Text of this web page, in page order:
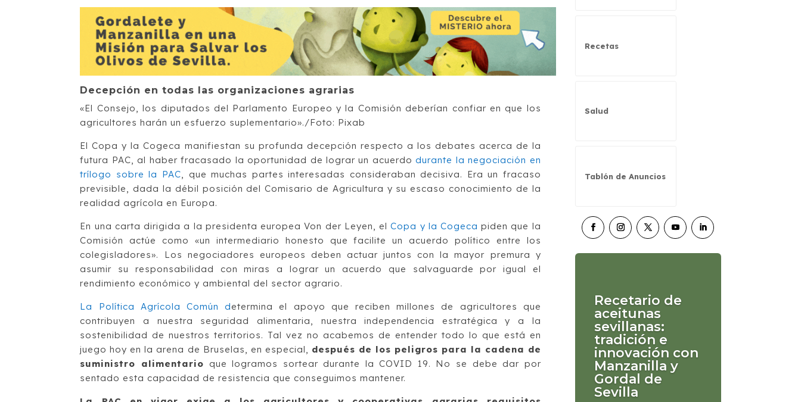
Decepción en todas las organizaciones agrarias
«El Consejo, los diputados del Parlamento Europeo y la Comisión deberían confiar en que los
agricultores harán un esfuerzo suplementario»./Foto: Pixab
El Copa y la Cogeca manifiestan su profunda decepción respecto a los debates acerca de la
futura PAC, al haber fracasado la oportunidad de lograr un acuerdodurante la negociación en
trílogo sobre la PAC , que muchas partes interesadas consideraban decisiva. Era un fracaso
previsible, dada la débil posición del Comisario de Agricultura y su escaso conocimiento de la
realidad agrícola en Europa.
En una carta dirigida a la presidenta europea Von der Leyen, elCopa y la Cogeca piden que la
Comisión actúe como «un intermediario honesto que facilite un acuerdo político entre los
colegisladores». Los negociadores europeos deben actuar juntos con la mayor premura y
asumir su responsabilidad con miras a lograr un acuerdo que salvaguarde por igual el
rendimiento económico y ambiental del sector agrario.
La Política Agrícola Común determina el apoyo que reciben millones de agricultores que
contribuyen a nuestra seguridad alimentaria, nuestra independencia estratégica y a la
sostenibilidad de nuestros territorios. Tal vez no acabemos de entender todo lo que está en
juego hoy en la arena de Bruselas, en especial, después de los peligros para la cadena de
suministro alimentario que logramos sortear durante la COVID 19. No se debe dar por
sentado esta capacidad de resistencia que conseguimos mantener.
Recetas
Salud
Tablón de Anuncios
Recetario de
aceitunas
sevillanas:
tradición e
innovación con
Manzanilla y
Gordal de
Sevilla